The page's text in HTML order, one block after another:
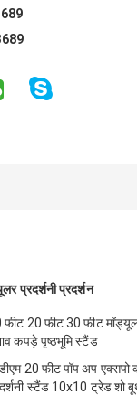
प्रदर्शनी प्रदर्शन
फीट 20 फीट 30 फीट
कपड़े पृष्ठभूमि स्टैंड
20 फीट पॉप अप एक्सपो
स्टैंड 10x10 ट्रेड शो